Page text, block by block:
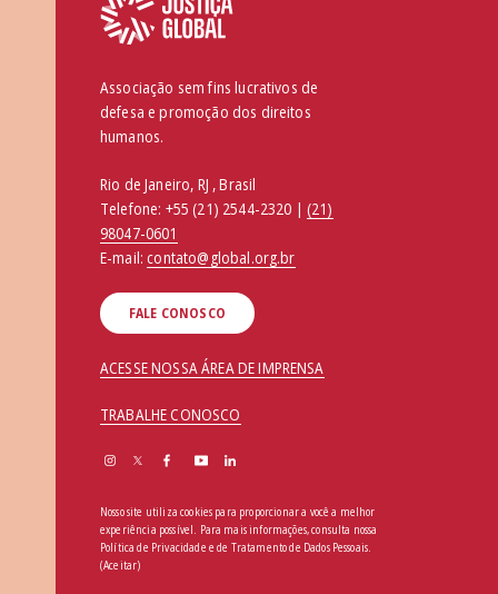
Associação sem fins lucrativos de
defesa e promoção dos direitos
humanos.
Rio de Janeiro, RJ , Brasil
Telefone: +55 (21) 2544-2320 | (21)
98047-0601
E-mail:contato@global.org.br
FALE CONOSCO
ACESSE NOSSA ÁREA DE IMPRENSA
TRABALHE CONOSCO
Nosso site utiliza cookies para proporcionar a você a melhor
experiência possível. Para mais informações, consulta nossa
Política de Privacidade e de Tratamento de Dados Pessoais.
(Aceitar)